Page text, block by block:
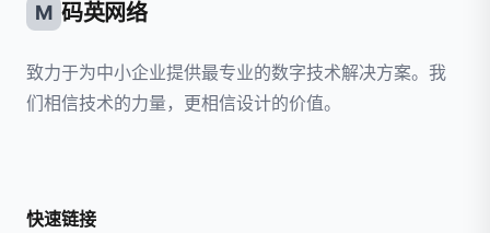
M 码英网络
致力于为中小企业提供最专业的数字技术解决方案。我
们相信技术的力量，更相信设计的价值。
快速链接